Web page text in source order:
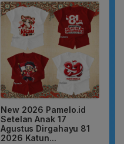
New 2026 Pamelo.id
Setelan Anak 17
Agustus Dirgahayu 81
2026 Katun...